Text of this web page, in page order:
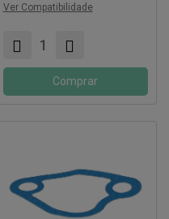
Ver Compatibilidade
Comprar